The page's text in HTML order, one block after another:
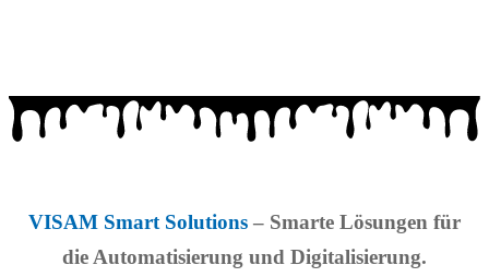
VISAM Smart Solutions – Smarte Lösungen für
die Automatisierung und Digitalisierung.